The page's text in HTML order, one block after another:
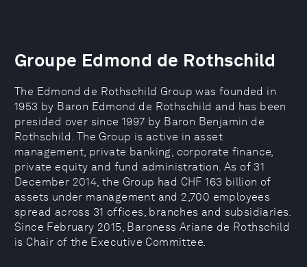
Groupe Edmond de Rothschild
The Edmond de Rothschild Group was founded in
1953 by Baron Edmond de Rothschild and has been
presided over since 1997 by Baron Benjamin de
Rothschild. The Group is active in asset
management, private banking, corporate finance,
private equity and fund administration. As of 31
December 2014, the Group had CHF 163 billion of
assets under management and 2,700 employees
spread across 31 offices, branches and subsidiaries.
Since February 2015, Baroness Ariane de Rothschild
is Chair of the Executive Committee.